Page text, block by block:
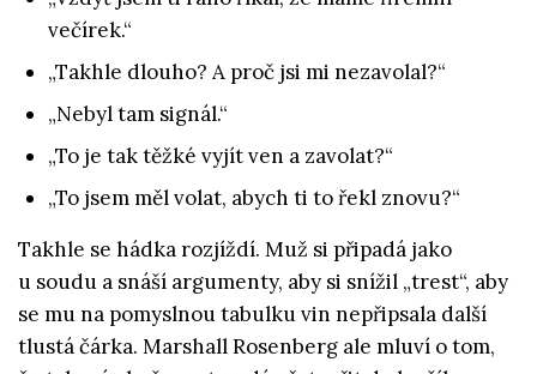
večírek.“
„Takhle dlouho? A proč jsi mi nezavolal?“
„Nebyl tam signál.“
„To je tak těžké vyjít ven a zavolat?“
„To jsem měl volat, abych ti to řekl znovu?“
Takhle se hádka rozjíždí. Muž si připadá jako
u soudu a snáší argumenty, aby si snížil „trest“, aby
se mu na pomyslnou tabulku vin nepřipsala další
tlustá čárka. Marshall Rosenberg ale mluví o tom,